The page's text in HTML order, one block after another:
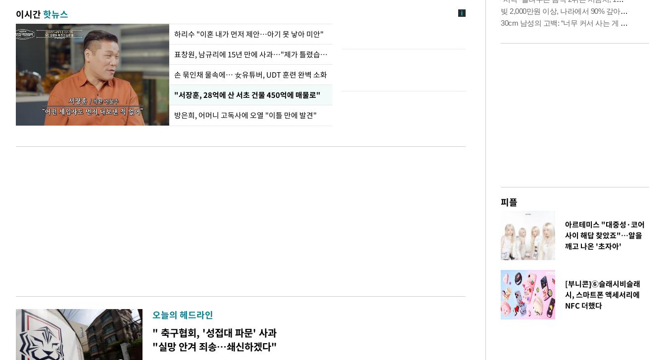
이시간핫뉴스
하리수 "이혼 내가 먼저 제안…아기 못 낳아 미안"
표창원, 남규리에 15년 만에 사과…"제가 틀렸습니다"
손 묶인채 물속에… 女유튜버, UDT 훈련 완벽 소화
"서장훈, 28억에 산 서초 건물 450억에 매물로"
방은희, 어머니 고독사에 오열 "이틀 만에 발견"
오늘의 헤드라인
" 축구협회, '성접대 파문' 사과
"실망 안겨 죄송…쇄신하겠다"
피플
아르테미스 "대중성·코어
사이 해답 찾았죠"…알을
깨고 나온 '초자아'
[부니콘]⑥슬래시비슬래
시, 스마트폰 액세서리에
NFC 더했다